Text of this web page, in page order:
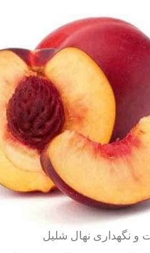
نگهداری نهال شلیل